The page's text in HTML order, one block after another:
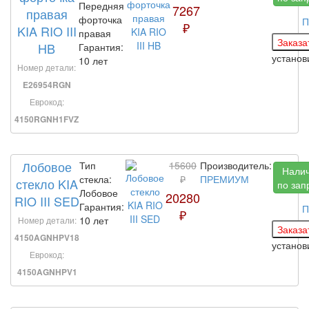
правая
KIA RIO III
HB
Номер детали:
E26954RGN
Еврокод:
4150RGNH1FVZ
Передняя
форточка
правая
Гарантия:
10 лет
7267
₽
Лобовое
стекло KIA
RIO III SED
Номер детали:
4150AGNHPV18
Еврокод:
4150AGNHPV1
Тип
стекла:
Лобовое
Гарантия:
10 лет
15600
₽
20280
₽
Производитель:
ПРЕМИУМ
по